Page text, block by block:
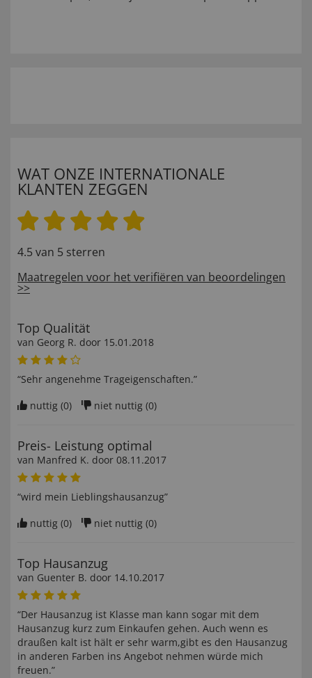
WAT ONZE INTERNATIONALE
KLANTEN ZEGGEN
4.5 van 5 sterren
Maatregelen voor het verifiëren van beoordelingen
>>
Top Qualität
van Georg R. door 15.01.2018
“Sehr angenehme Trageigenschaften.”
nuttig (0) niet nuttig (0)
Preis- Leistung optimal
van Manfred K. door 08.11.2017
“wird mein Lieblingshausanzug”
nuttig (0) niet nuttig (0)
Top Hausanzug
van Guenter B. door 14.10.2017
“Der Hausanzug ist Klasse man kann sogar mit dem
Hausanzug kurz zum Einkaufen gehen. Auch wenn es
draußen kalt ist hält er sehr warm,gibt es den Hausanzug
in anderen Farben ins Angebot nehmen würde mich
freuen.”